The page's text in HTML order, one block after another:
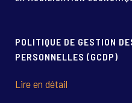
POLITIQUE DE GESTION
PERSONNELLES (GCDP)
Lire en détail